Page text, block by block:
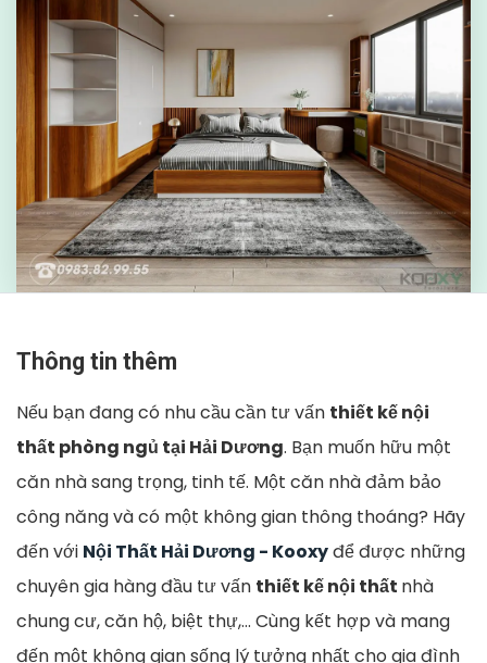
Thông tin thêm
Nếu bạn đang có nhu cầu cần tư vấn thiết kế nội
thất phòng ngủ tại Hải Dương. Bạn muốn hữu một
căn nhà sang trọng, tinh tế. Một căn nhà đảm bảo
công năng và có một không gian thông thoáng? Hãy
đến với Nội Thất Hải Dương - Kooxyđể được những
chuyên gia hàng đầu tư vấn thiết kế nội thất nhà
chung cư, căn hộ, biệt thự,... Cùng kết hợp và mang
đến một không gian sống lý tưởng nhất cho gia đình